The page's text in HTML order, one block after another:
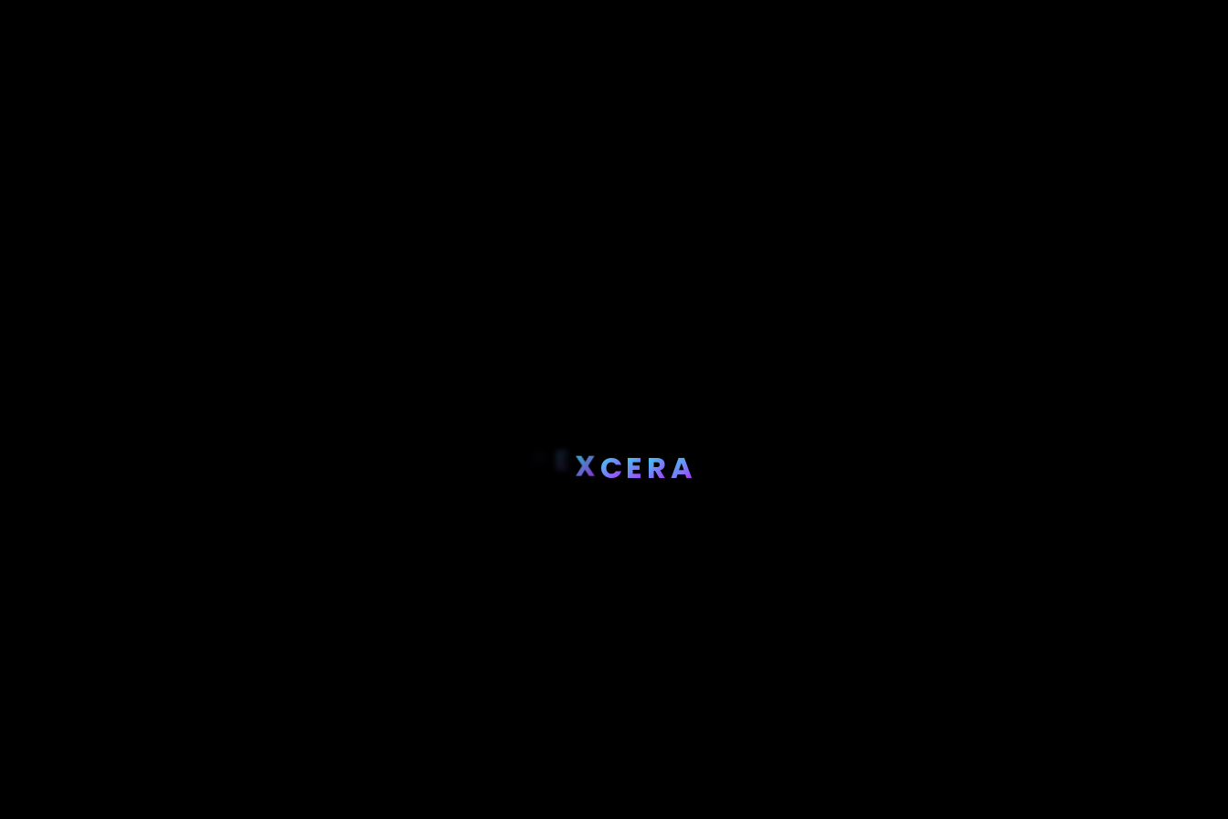
E XCE RA